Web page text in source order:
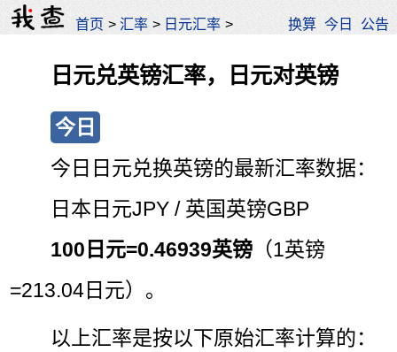
首页 >汇率 > 日元汇率 > 换算 今日 公告
日元兑英镑汇率，日元对英镑
今日
今日日元兑换英镑的最新汇率数据：
日本日元JPY / 英国英镑GBP
100日元=0.46939英镑 （1英镑
=213.04日元）。
以上汇率是按以下原始汇率计算的：